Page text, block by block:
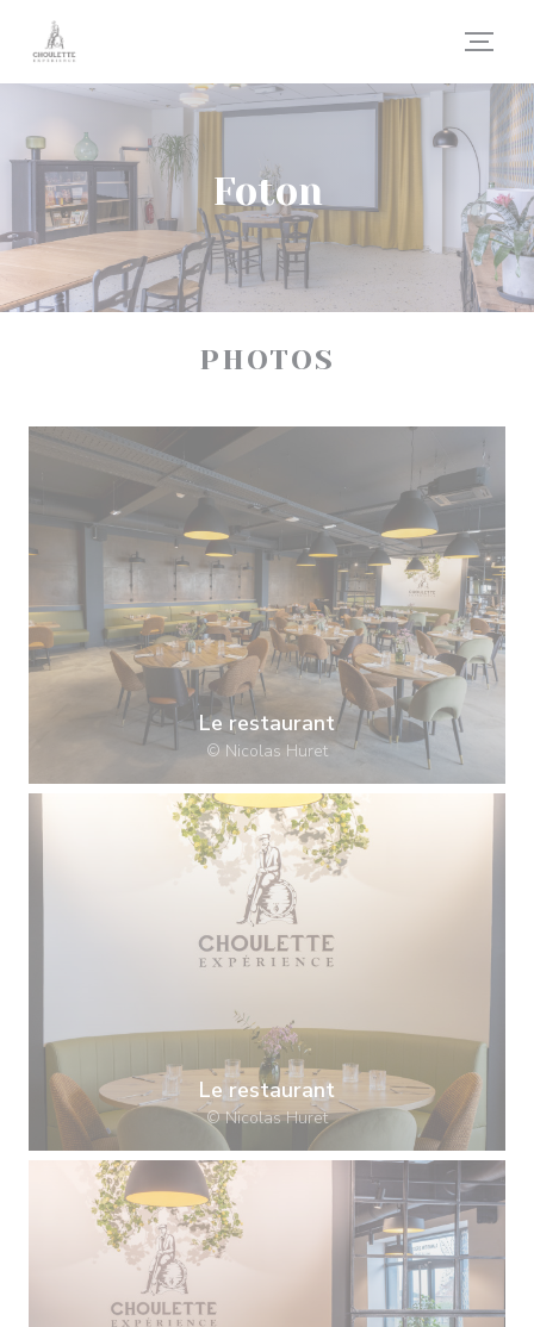
Cookie- hanteringspanel
Foton
PHOTOS
Le restaurant
© Nicolas Huret
Le restaurant
© Nicolas Huret